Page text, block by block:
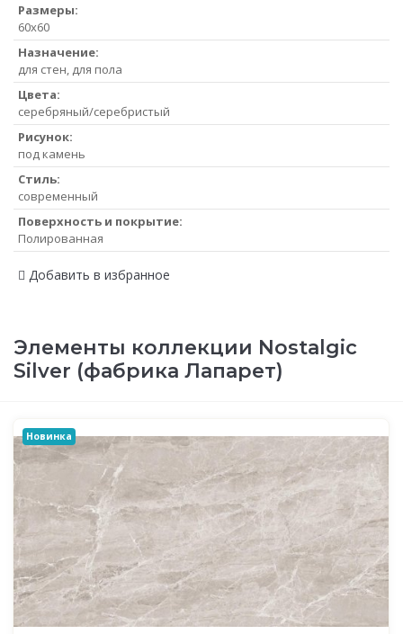
Размеры:
60x60
Назначение:
для стен, для пола
Цвета:
серебряный/серебристый
Рисунок:
под камень
Стиль:
современный
Поверхность и покрытие:
Полированная
Добавить в избранное
Элементы коллекции Nostalgic
Silver (фабрика Лапарет)
Новинка